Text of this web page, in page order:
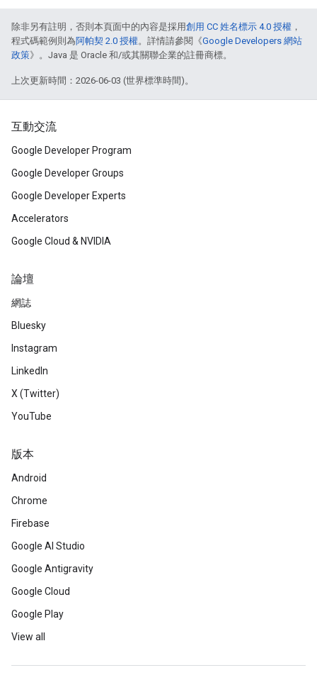
除非另有註明，否則本頁面中的內容是採用創用 CC 姓名標示 4.0 授權 ，
程式碼範例則為阿帕契 2.0 授權。詳情請參閱《Google Developers 網站
政策》。Java 是 Oracle 和/或其關聯企業的註冊商標。
上次更新時間：2026-06-03 (世界標準時間)。
互動交流
Google Developer Program
Google Developer Groups
Google Developer Experts
Accelerators
Google Cloud & NVIDIA
論壇
網誌
Bluesky
Instagram
LinkedIn
X (Twitter)
YouTube
版本
Android
Chrome
Firebase
Google AI Studio
Google Antigravity
Google Cloud
Google Play
View all